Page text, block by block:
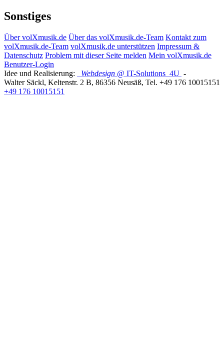
Sonstiges
Über volXmusik.de Über das volXmusik.de-Team Kontakt zum
volXmusik.de-Team volXmusik.de unterstützen Impressum &
Datenschutz Problem mit dieser Seite melden Mein volXmusik.de
Benutzer-Login
Idee und Realisierung:
Webdesign @ IT-Solutions 4U -
Walter Säckl, Keltenstr. 2 B, 86356 Neusäß, Tel. +49 176 10015151
+49 176 10015151